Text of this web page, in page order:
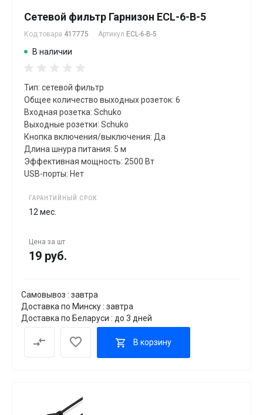
Сетевой фильтр Гарнизон ECL-6-B-5
Код товара 417775 Артикул ECL-6-B-5
В наличии
Тип: сетевой фильтр
Общее количество выходных розеток: 6
Входная розетка: Schuko
Выходные розетки: Schuko
Кнопка включения/выключения: Да
Длина шнура питания: 5 м
Эффективная мощность: 2500 Вт
USB-порты: Нет
ГАРАНТИЙНЫЙ СРОК
12 мес.
Цена за шт
19 руб.
Самовывоз : завтра
Доставка по Минску : завтра
Доставка по Беларуси : до 3 дней
В корзину